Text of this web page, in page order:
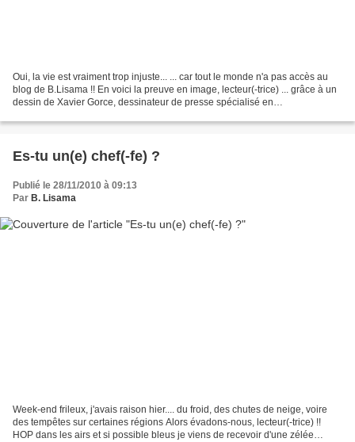
Oui, la vie est vraiment trop injuste... ... car tout le monde n'a pas accès au
blog de B.Lisama !! En voici la preuve en image, lecteur(-trice) ... grâce à un
dessin de Xavier Gorce, dessinateur de presse spécialisé en
Es-tu un(e) chef(-fe) ?
Publié le 28/11/2010 à 09:13
Par B. Lisama
Week-end frileux, j'avais raison hier.... du froid, des chutes de neige, voire
des tempêtes sur certaines régions Alors évadons-nous, lecteur(-trice) !!
HOP dans les airs et si possible bleus je viens de recevoir d'une zélée